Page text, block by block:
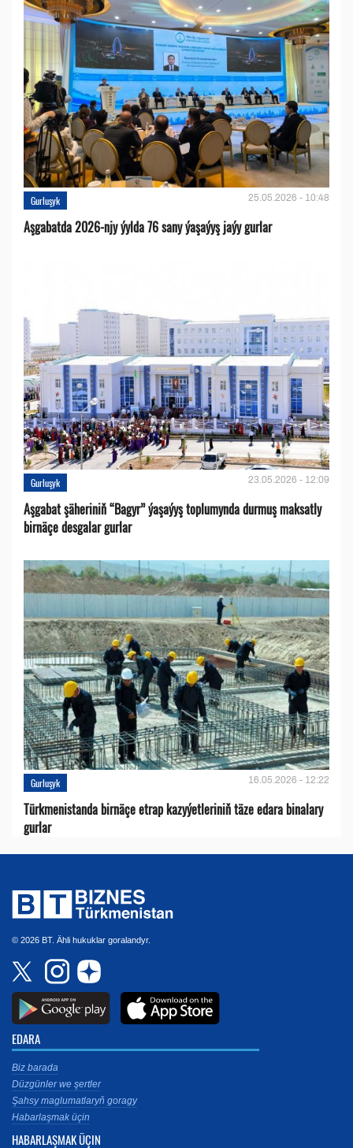
Gurluşyk 25.05.2026 - 10:48
Aşgabatda 2026-njy ýylda 76 sany ýaşaýyş jaýy gurlar
Gurluşyk 23.05.2026 - 12:09
Aşgabat şäheriniň “Bagyr” ýaşaýyş toplumynda durmuş maksatly
birnäçe desgalar gurlar
Gurluşyk 16.05.2026 - 12:22
Türkmenistanda birnäçe etrap kazyýetleriniň täze edara binalary
gurlar
© 2026 BT. Ähli hukuklar goralandyr.
EDARA
Biz barada
Düzgünler we şertler
Şahsy maglumatlaryň goragy
Habarlaşmak üçin
HABARLAŞMAK ÜÇIN